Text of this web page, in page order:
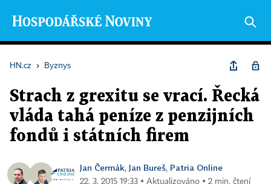
HN.cz › Byznys
Strach z grexitu se vrací. Řecká
vláda tahá peníze z penzijních
fondů i státních firem
Jan Čermák, Jan Bureš, Patria Online
22. 3. 2015 19:33 ▪ Aktualizováno ▪ 2 min. čtení